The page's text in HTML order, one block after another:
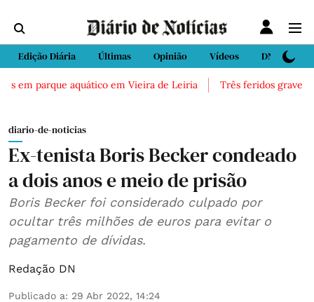
Edição Diária Últimas Opinião Vídeos DN Sport
em parque aquático em Vieira de Leiria Três feridos graves
diario-de-noticias
Ex-tenista Boris Becker condeado
a dois anos e meio de prisão
Boris Becker foi considerado culpado por
ocultar três milhões de euros para evitar o
pagamento de dívidas.
Redação DN
Publicado a: 29 Abr 2022, 14:24